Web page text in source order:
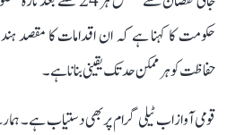
حکومت کا کہنا ہے کہ ان اقدامات کا مقصد
حفاظت کو ہر ممکن حد تک یقینی بنانا ہے۔
قومی آواز اب ٹیلی گرام پر بھی دستیاب ہے۔